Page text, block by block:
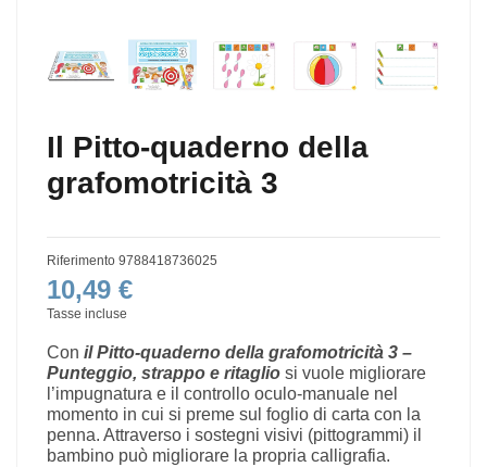
Il Pitto-quaderno della
grafomotricità 3
Riferimento 9788418736025
10,49 €
Tasse incluse
Con il Pitto-quaderno della grafomotricità 3 –
Punteggio, strappo e ritaglio si vuole migliorare
l’impugnatura e il controllo oculo-manuale nel
momento in cui si preme sul foglio di carta con la
penna. Attraverso i sostegni visivi (pittogrammi) il
bambino può migliorare la propria calligrafia.